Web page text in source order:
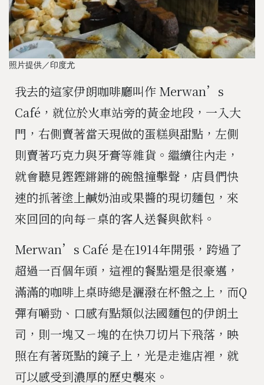
照片提供／印度尤
我去的這家伊朗咖啡廳叫作 Merwan’s
Café，就位於火車站旁的黃金地段，一入大
門，右側賣著當天現做的蛋糕與甜點，左側
則賣著巧克力與牙膏等雜貨。繼續往內走，
就會聽見鏗鏗鏘鏘的碗盤撞擊聲，店員們快
速的抓著塗上鹹奶油或果醬的現切麵包，來
來回回的向每ㄧ桌的客人送餐與飲料。
Merwan’s Café 是在1914年開張，跨過了
超過一百個年頭，這裡的餐點還是很豪邁，
滿滿的咖啡上桌時總是灑潑在杯盤之上，而Q
彈有嚼勁、口感有點類似法國麵包的伊朗土
司，則一塊又ㄧ塊的在快刀切片下飛落，映
照在有著斑點的鏡子上，光是走進店裡，就
可以感受到濃厚的歷史襲來。